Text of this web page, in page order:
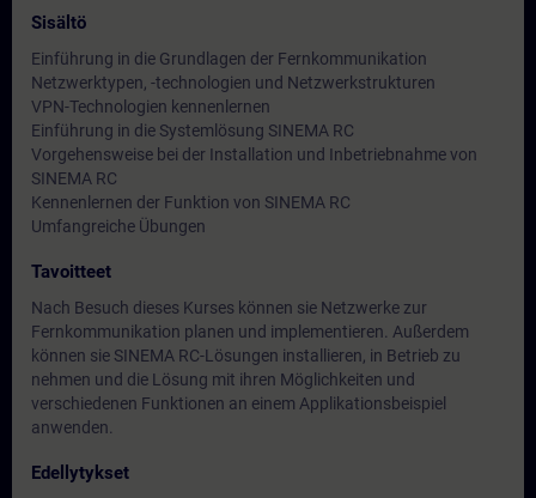
Sisältö
Einführung in die Grundlagen der Fernkommunikation
Netzwerktypen, -technologien und Netzwerkstrukturen
VPN-Technologien kennenlernen
Einführung in die Systemlösung SINEMA RC
Vorgehensweise bei der Installation und Inbetriebnahme von
SINEMA RC
Kennenlernen der Funktion von SINEMA RC
Umfangreiche Übungen
Tavoitteet
Nach Besuch dieses Kurses können sie Netzwerke zur
Fernkommunikation planen und implementieren. Außerdem
können sie SINEMA RC-Lösungen installieren, in Betrieb zu
nehmen und die Lösung mit ihren Möglichkeiten und
verschiedenen Funktionen an einem Applikationsbeispiel
anwenden.
Edellytykset